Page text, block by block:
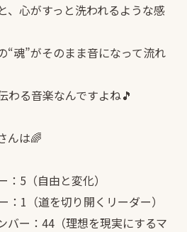
、心がすっと洗われるような感
“魂”がそのまま音になって流れ
わる音楽なんですよね🎵
んは🌈
：5（自由と変化）
：1（道を切り開くリーダー）
バー：44（理想を現実にするマ